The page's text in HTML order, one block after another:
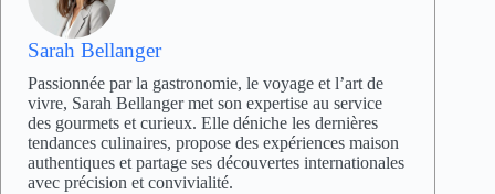
Sarah Bellanger
Passionnée par la gastronomie, le voyage et l’art de
vivre, Sarah Bellanger met son expertise au service
des gourmets et curieux. Elle déniche les dernières
tendances culinaires, propose des expériences maison
authentiques et partage ses découvertes internationales
avec précision et convivialité.